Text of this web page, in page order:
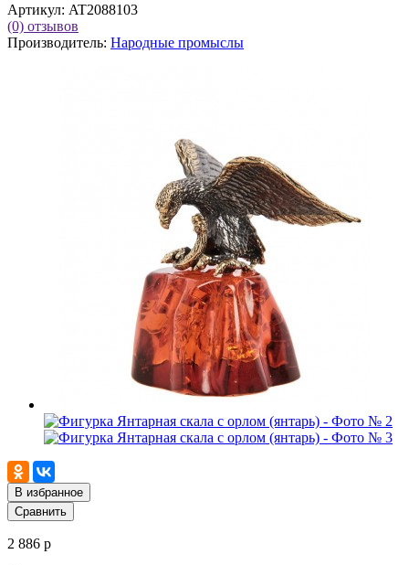
Артикул: AT2088103
(0) отзывов
Производитель: Народные промыслы
В избранное
Сравнить
2 886 р